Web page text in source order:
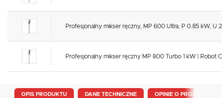
Profesjonalny mikser ręczny, MP 600 Ultra, P 0.85 kW, U
Profesjonalny mikser ręczny MP 800 Turbo 1 kW | Robot
OPIS PRODUKTU DANE TECHNICZNE OPINIE O PRODUKCIE